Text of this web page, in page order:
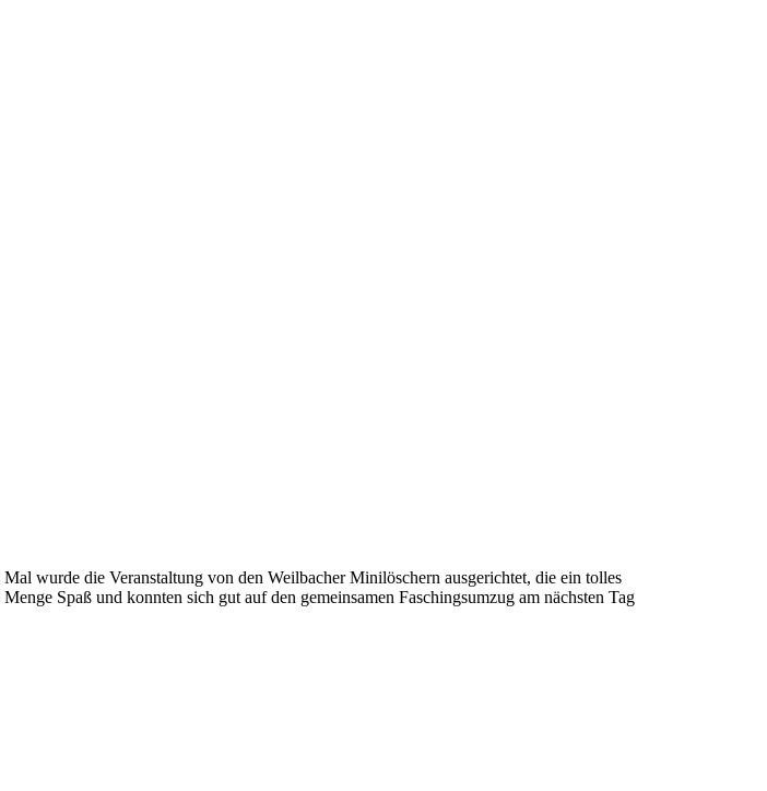
wurde die Veranstaltung von den Weilbacher Minilöschern ausgerichtet, die ein tolles
Spaß und konnten sich gut auf den gemeinsamen Faschingsumzug am nächsten Tag